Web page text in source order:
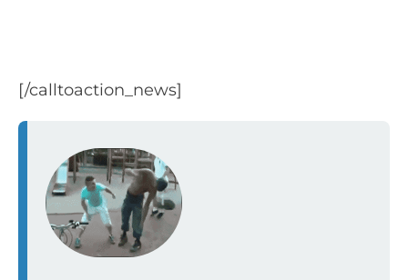
[/calltoaction_news]